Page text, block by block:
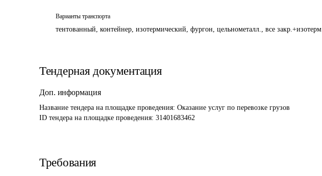
Варианты транспорта
тентованный, контейнер, изотермический, фургон, цельнометалл., все закр.+изотерм
Тендерная документация
Доп. информация
Название тендера на площадке проведения: Оказание услуг по перевозке грузов
ID тендера на площадке проведения: 31401683462
Требования